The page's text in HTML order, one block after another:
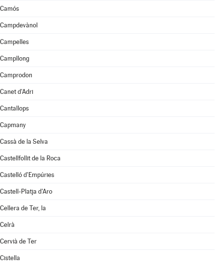
Camós
Campdevànol
Campelles
Campllong
Camprodon
Canet d'Adri
Cantallops
Capmany
Cassà de la Selva
Castellfollit de la Roca
Castelló d'Empúries
Castell-Platja d'Aro
Cellera de Ter, la
Celrà
Cervià de Ter
Cistella